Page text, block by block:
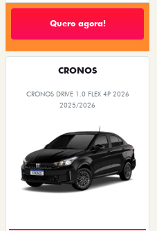
Quero agora!
CRONOS
CRONOS DRIVE 1.0 FLEX 4P 2026
2025/2026